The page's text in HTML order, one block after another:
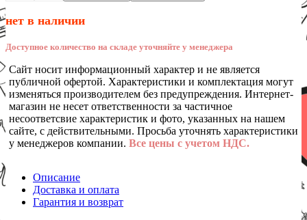
нет в наличии
Доступное количество на складе уточняйте у менеджера
Сайт носит информационный характер и не является
публичной офертой. Характеристики и комплектация могут
изменяться производителем без предупреждения. Интернет-
магазин не несет ответственности за частичное
несоответсвие характеристик и фото, указанных на нашем
сайте, с действительными. Просьба уточнять характеристики
у менеджеров компании. Все цены с учетом НДС.
Описание
Доставка и оплата
Гарантия и возврат